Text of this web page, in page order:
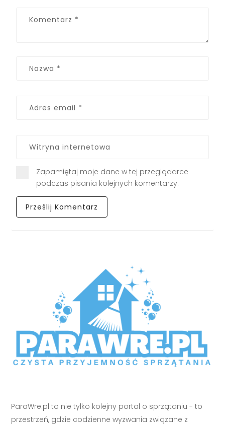
Zapamiętaj moje dane w tej przeglądarce
podczas pisania kolejnych komentarzy.
ParaWre.pl to nie tylko kolejny portal o sprzątaniu - to
przestrzeń, gdzie codzienne wyzwania związane z